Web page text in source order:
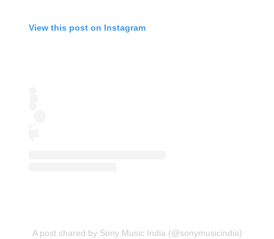
View this post on Instagram
A post shared by Sony Music India (@sonymusicindia)